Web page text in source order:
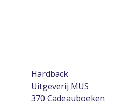
Hardback
Uitgeverij MUS
370 Cadeauboeken